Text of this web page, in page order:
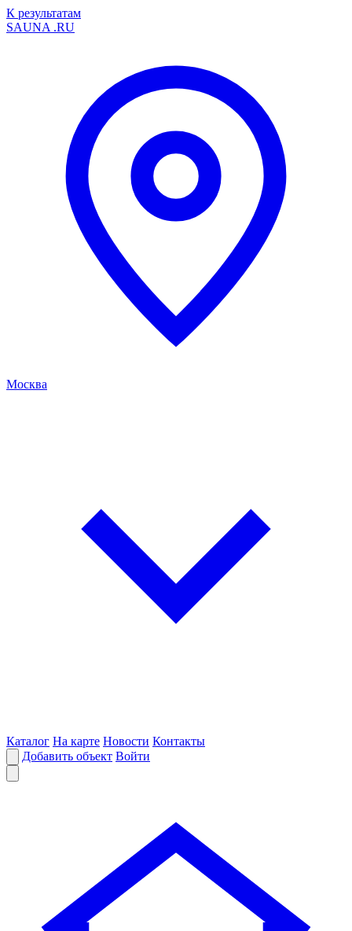
К результатам
SAUNA .RU
Москва
Каталог На карте Новости Контакты
Добавить объект Войти